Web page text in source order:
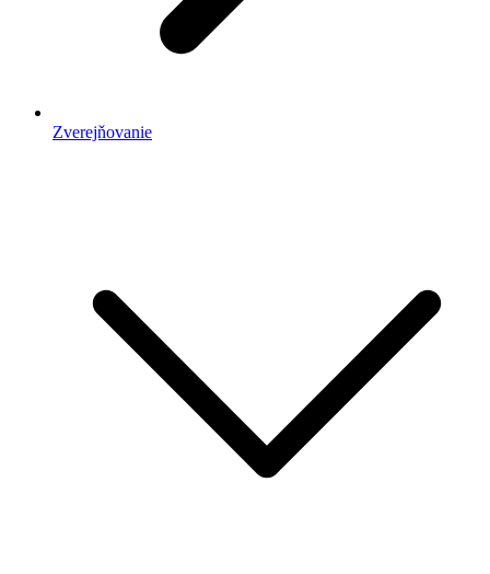
Zverejňovanie